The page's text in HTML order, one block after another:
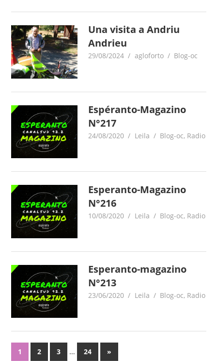
Una visita a Andriu
Andrieu
29/08/2024 agloforto Blog-oc
Espéranto-Magazino
N°217
24/08/2020 Leila Blog-oc, Radio
Esperanto-Magazino
N°216
10/08/2020 Leila Blog-oc, Radio
Esperanto-magazino
N°213
23/06/2020 Leila Blog-oc, Radio
Posts
1 2 3 … 24
Next
»